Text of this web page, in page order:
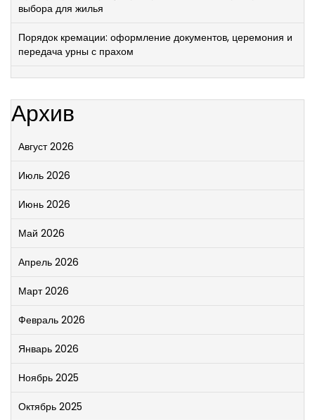
выбора для жилья
Порядок кремации: оформление документов, церемония и
передача урны с прахом
Архив
Август 2026
Июль 2026
Июнь 2026
Май 2026
Апрель 2026
Март 2026
Февраль 2026
Январь 2026
Ноябрь 2025
Октябрь 2025